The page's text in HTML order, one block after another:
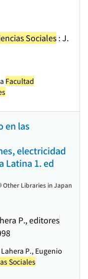
Sociales : J.
Facultad
en las
electricidad
Latina 1. ed
P., editores
Other Libraries in Japan
P., Eugenio
Sociales